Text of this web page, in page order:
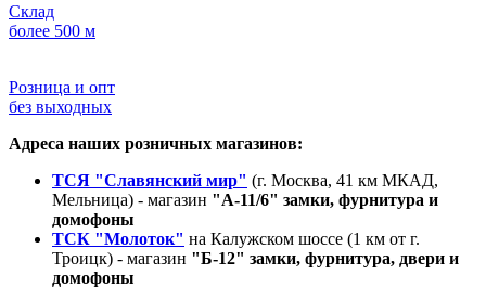
Склад
более 500 м
Розница и опт
без выходных
Адреса наших розничных магазинов:
ТСЯ "Славянский мир" (г. Москва, 41 км МКАД,
Мельница) - магазин "А-11/6" замки, фурнитура и
домофоны
ТСК "Молоток" на Калужском шоссе (1 км от г.
Троицк) - магазин "Б-12" замки, фурнитура, двери и
домофоны